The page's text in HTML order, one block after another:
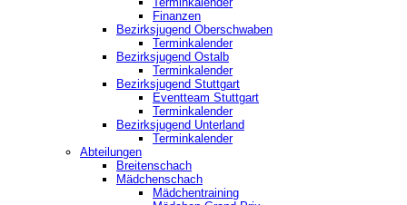
Finanzen
Bezirksjugend Oberschwaben
Terminkalender
Bezirksjugend Ostalb
Terminkalender
Bezirksjugend Stuttgart
‎Eventteam Stuttgart
Terminkalender
Bezirksjugend Unterland
Terminkalender
Abteilungen
Breitenschach
Mädchenschach
Mädchentraining